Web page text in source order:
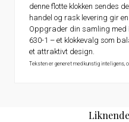
denne flotte klokken sendes
handel og rask levering gir
Oppgrader din samling med
630-1 – et klokkevalg som
et attraktivt design.
Teksten er generet med kunstig inteligens,